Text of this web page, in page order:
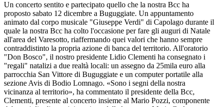
Un concerto sentito e partecipato quello che la nostra Bcc ha
proposto sabato 12 dicembre a Buguggiate. Un appuntamento
animato dal corpo musicale "Giuseppe Verdi" di Capolago durante il
quale la nostra Bcc ha colto l'occasione per fare gli auguri di Natale
all'area del Varesotto, riaffermando quei valori che hanno sempre
contraddistinto la propria azione di banca del territorio. All'oratorio
"Don Bosco", il nostro presidente Lidio Clementi ha consegnato i
"regali" natalizi a due realtà locali: un assegno da 25mila euro alla
parrocchia San Vittore di Buguggiate e un computer portatile alla
sezione Avis di Bodio Lomnago. «Sono i segni della nostra
vicinanza al territorio», ha commentato il presidente della Bcc,
Clementi, presente al concerto insieme al Mario Pozzi, componente